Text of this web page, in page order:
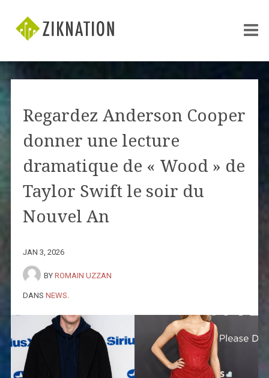
Regardez Anderson Cooper
donner une lecture
dramatique de « Wood » de
Taylor Swift le soir du
Nouvel An
JAN 3, 2026
BY ROMAIN UZZAN
DANS NEWS